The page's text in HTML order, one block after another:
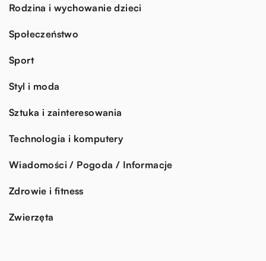
Rodzina i wychowanie dzieci
Społeczeństwo
Sport
Styl i moda
Sztuka i zainteresowania
Technologia i komputery
Wiadomości / Pogoda / Informacje
Zdrowie i fitness
Zwierzęta